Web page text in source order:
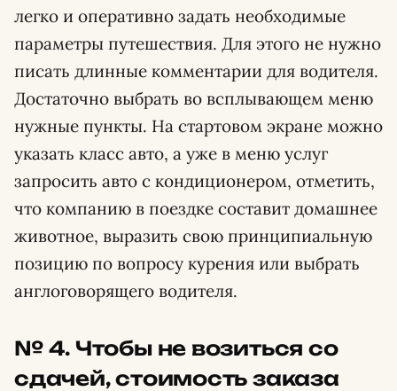
легко и оперативно задать необходимые
параметры путешествия. Для этого не нужно
писать длинные комментарии для водителя.
Достаточно выбрать во всплывающем меню
нужные пункты. На стартовом экране можно
указать класс авто, а уже в меню услуг
запросить авто с кондиционером, отметить,
что компанию в поездке составит домашнее
животное, выразить свою принципиальную
позицию по вопросу курения или выбрать
англоговорящего водителя.
№ 4. Чтобы не возиться со
сдачей, стоимость заказа